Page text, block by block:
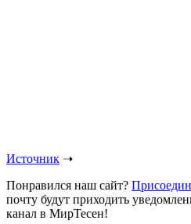
Источник ➝
Понравился наш сайт?
почту будут приходить
канал в МирТесен!